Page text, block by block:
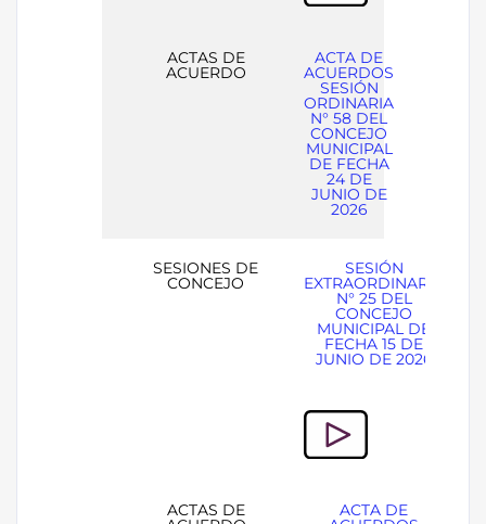
ACTAS DE
ACUERDO
ACTA DE
ACUERDOS
SESIÓN
ORDINARIA
N° 58 DEL
CONCEJO
MUNICIPAL
DE FECHA
24 DE
JUNIO DE
2026
SESIONES DE
CONCEJO
SESIÓN
EXTRAORDINARIA
N° 25 DEL
CONCEJO
MUNICIPAL DE
FECHA 15 DE
JUNIO DE 2026
ACTAS DE ACTA DE